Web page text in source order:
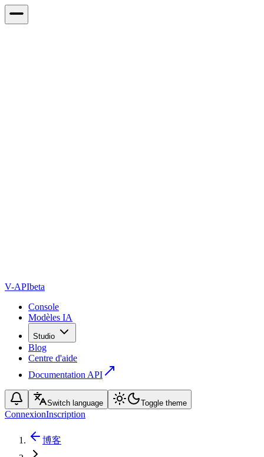
V-APIbeta
Console
Modèles IA
Studio
Blog
Centre d'aide
Documentation API
Switch language Toggle theme
ConnexionInscription
博客